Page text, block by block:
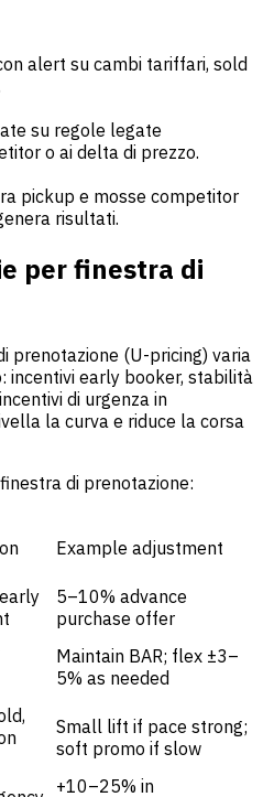
alert su cambi tariffari, sold
su regole legate
o ai delta di prezzo.
pickup e mosse competitor
risultati.
per finestra di
prenotazione (U-pricing) varia
incentivi early booker, stabilità
di urgenza in
la curva e riduce la corsa
di prenotazione:
Example adjustment
5–10% advance
purchase offer
Maintain BAR; flex ±3–
5% as needed
Small lift if pace strong;
soft promo if slow
+10–25% in